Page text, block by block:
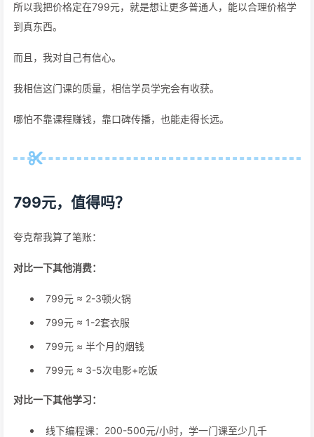
所以我把价格定在799元，就是想让更多普通人，能以合理价格学
到真东西。
而且，我对自己有信心。
我相信这门课的质量，相信学员学完会有收获。
哪怕不靠课程赚钱，靠口碑传播，也能走得长远。
799元，值得吗？
夸克帮我算了笔账：
对比一下其他消费：
799元 ≈ 2-3顿火锅
799元 ≈ 1-2套衣服
799元 ≈ 半个月的烟钱
799元 ≈ 3-5次电影+吃饭
对比一下其他学习：
线下编程课：200-500元/小时，学一门课至少几千